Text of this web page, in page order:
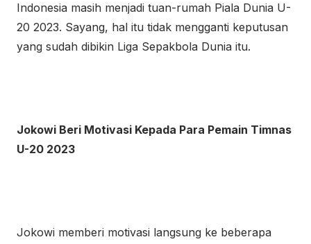
Indonesia masih menjadi tuan-rumah Piala Dunia U-
20 2023. Sayang, hal itu tidak mengganti keputusan
yang sudah dibikin Liga Sepakbola Dunia itu.
Jokowi Beri Motivasi Kepada Para Pemain Timnas
U-20 2023
Jokowi memberi motivasi langsung ke beberapa